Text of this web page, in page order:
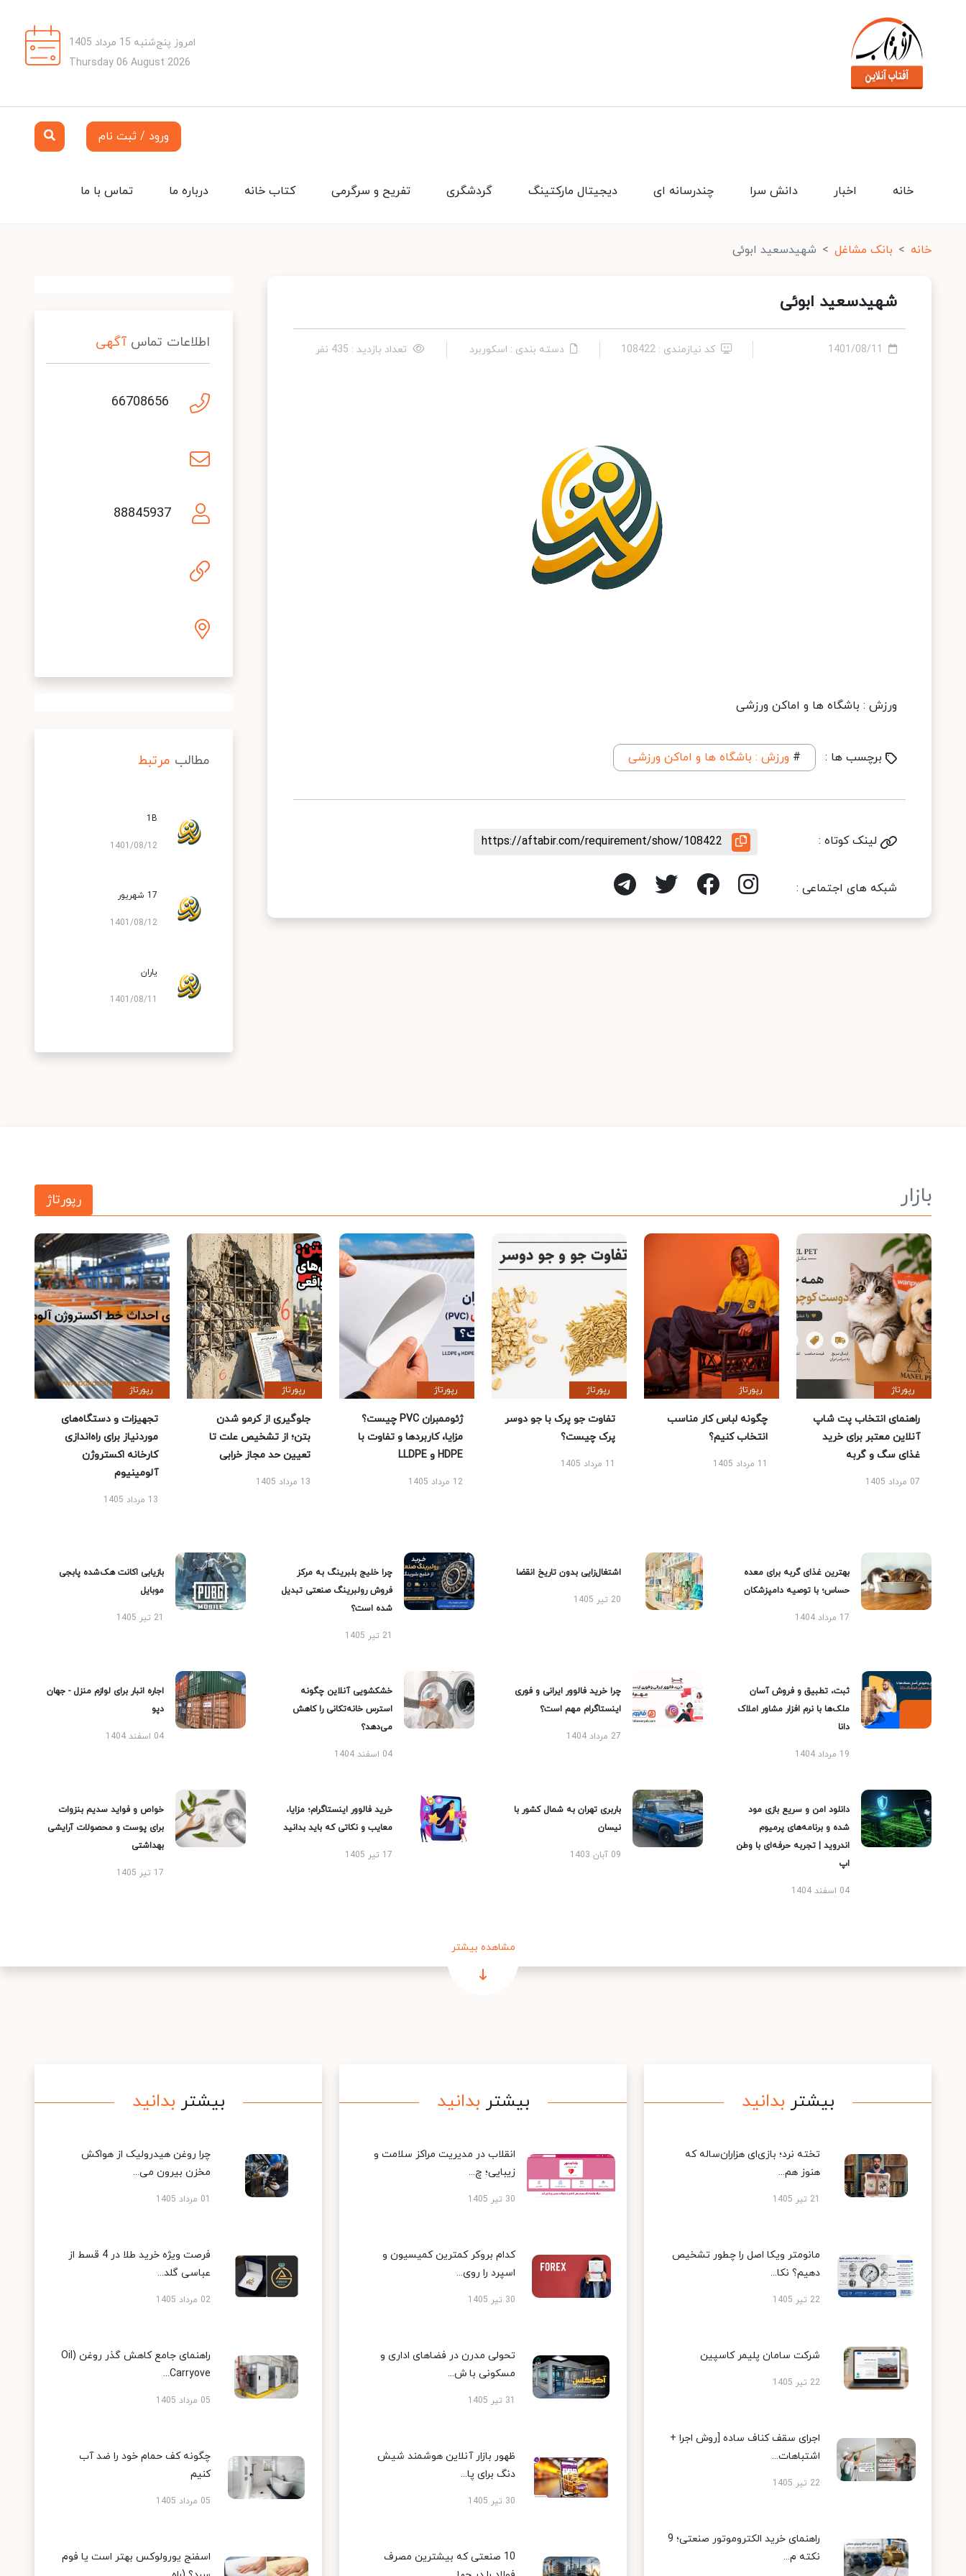
امروز پنج‌شنبه 15 مرداد 1405
Thursday 06 August 2026
ورود / ثبت نام
تماس با ما درباره ما کتاب خانه تفریح و سرگرمی گردشگری دیجیتال مارکتینگ چندرسانه ای دانش سرا اخبار خانه
خانه بانک مشاغل شهیدسعید ابوئی
شهیدسعید ابوئی
1401/08/11 کد نیازمندی : 108422 دسته بندی : اسكوربرد تعداد بازدید : 435 نفر
ورزش : باشگاه ها و اماكن ورزشی
برچسب ها : # ورزش : باشگاه ها و اماكن ورزشی
لینک کوتاه : https://aftabir.com/requirement/show/108422
شبکه های اجتماعی :
اطلاعات تماس آگهی
66708656
88845937
مطالب مرتبط
1B
1401/08/12
17 شهریور
1401/08/12
یاران
1401/08/11
بازار رپورتاژ
رپورتاژ
راهنمای انتخاب پت شاپ
آنلاین معتبر برای خرید
غذای سگ و گربه
07 مرداد 1405
رپورتاژ
چگونه لباس کار مناسب
انتخاب کنیم؟
11 مرداد 1405
رپورتاژ
تفاوت جو پرک با جو دوسر
پرک چیست؟
11 مرداد 1405
رپورتاژ
ژئوممبران PVC چیست؟
مزایا، کاربردها و تفاوت با
HDPE و LLDPE
12 مرداد 1405
رپورتاژ
جلوگیری از کرمو شدن
بتن؛ از تشخیص علت تا
تعیین حد مجاز خرابی
13 مرداد 1405
رپورتاژ
تجهیزات و دستگاه‌های
موردنیاز برای راه‌اندازی
کارخانه اکستروژن
آلومینیوم
13 مرداد 1405
بهترین غذای گربه برای معده
حساس؛ با توصیه دامپزشکان
17 مرداد 1404
اشتغال‌زایی بدون تاریخ انقضا
20 تیر 1405
چرا خلیج بلبرینگ به مرکز
فروش رولبرینگ صنعتی تبدیل
شده است؟
21 تیر 1405
بازیابی اکانت هک‌شده پابجی
موبایل
21 تیر 1405
ثبت، تطبیق و فروش آسان
ملک‌ها با نرم افزار مشاور املاک
دانا
19 مرداد 1404
چرا خرید فالوور ایرانی و فوری
اینستاگرام مهم است؟
27 مرداد 1404
خشکشویی آنلاین چگونه
استرس خانه‌تکانی را کاهش
می‌دهد؟
04 اسفند 1404
اجاره انبار برای لوازم منزل - جهان
دپو
04 اسفند 1404
دانلود امن و سریع بازی مود
شده و برنامه‌های پرمیوم
اندروید | تجربه حرفه‌ای با وطن
اپ
04 اسفند 1404
باربری تهران به شمال کشور با
نیسان
09 آبان 1403
خرید فالوور اینستاگرام؛ مزایا،
معایب و نکاتی که باید بدانید
17 تیر 1405
خواص و فواید سدیم بنزوات
برای پوست و محصولات آرایشی
بهداشتی
17 تیر 1405
مشاهده بیشتر
بیشتر بدانید
تخته نرد؛ بازی‌ای هزاران‌ساله که
هنوز هم...
21 تیر 1405
مانومتر ویکا اصل را چطور تشخیص
دهیم؟ نکا...
22 تیر 1405
شرکت سامان پلیمر کاسپین
22 تیر 1405
اجرای سقف کناف ساده [روش اجرا +
اشتباهات...
22 تیر 1405
راهنمای خرید الکتروموتور صنعتی؛ 9
نکته م...
بیشتر بدانید
انقلاب در مدیریت مراکز سلامت و
زیبایی؛ چ...
30 تیر 1405
کدام بروکر کمترین کمیسیون و
اسپرد را روی...
30 تیر 1405
تحولی مدرن در فضاهای اداری و
مسکونی با ش...
31 تیر 1405
ظهور بازار آنلاین هوشمند شیش
دنگ برای پا...
30 تیر 1405
10 صنعتی که بیشترین مصرف
بیشتر بدانید
چرا روغن هیدرولیک از هواکش
مخزن بیرون می...
01 مرداد 1405
فرصت ویژه خرید طلا در 4 قسط از
عباسی گلد...
02 مرداد 1405
راهنمای جامع کاهش گذر روغن (Oil
Carryove...
05 مرداد 1405
چگونه کف حمام خود را ضد آب
کنیم
05 مرداد 1405
اسفنج یورولوکس بهتر است یا فوم